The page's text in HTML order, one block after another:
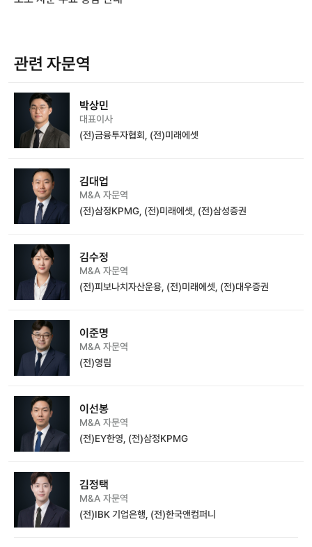
관련 자문역
박상민
대표이사
(전)금융투자협회, (전)미래에셋
김대업
M&A 자문역
(전)삼정KPMG, (전)미래에셋, (전)삼성증권
김수정
M&A 자문역
(전)피보나치자산운용, (전)미래에셋, (전)대우증권
이준명
M&A 자문역
(전)영림
이선봉
M&A 자문역
(전)EY한영, (전)삼정KPMG
김정택
M&A 자문역
(전)IBK 기업은행, (전)한국앤컴퍼니